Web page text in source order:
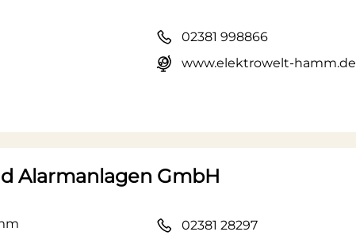
02381 998866
www.elektrowelt-hamm.de
Alarmanlagen GmbH
02381 28297